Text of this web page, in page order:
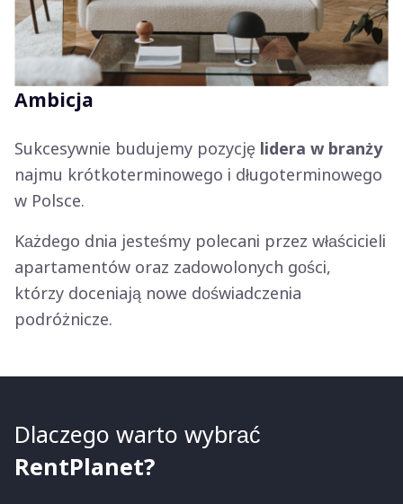
Ambicja
Sukcesywnie budujemy pozycję lidera w branży
najmu krótkoterminowego i długoterminowego
w Polsce.
Każdego dnia jesteśmy polecani przez właścicieli
apartamentów oraz zadowolonych gości,
którzy doceniają nowe doświadczenia
podróżnicze.
Dlaczego warto wybrać
RentPlanet?